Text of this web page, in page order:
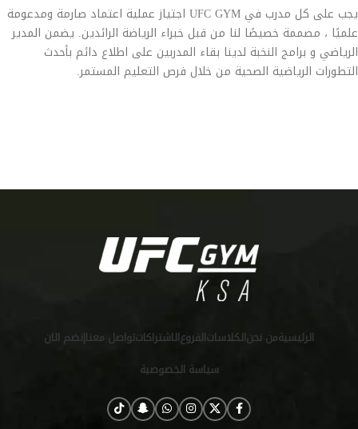
يجب على كل مدرب في UFC GYM اجتياز عملية اعتماد صارمة ومدعومة
علميًا ، مصممة خصيصًا لنا من قبل خبراء الرياضة الرائدين. يضمن المدير
الرياضي و برامج النخبة لدينا بقاء المدربين على اطلاع دائم بأحدث
التطورات الرياضية الصحية من خلال فرص التعليم المستمر.
الرئيسيةمن نحنالكلاساتالفروعالاشتراكاتتواصل معناإنضم الان
سياسة الخصوصية